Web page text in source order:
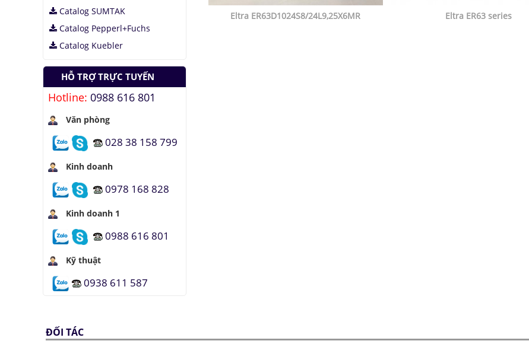
Eltra ER63D1024S8/24L9,25X6MR Eltra ER63 series
Catalog SUMTAK
Catalog Pepperl+Fuchs
Catalog Kuebler
HỖ TRỢ TRỰC TUYẾN
Hotline: 0988 616 801
Văn phòng
028 38 158 799
Kinh doanh
0978 168 828
Kinh doanh 1
0988 616 801
Kỹ thuật
0938 611 587
ĐỐI TÁC